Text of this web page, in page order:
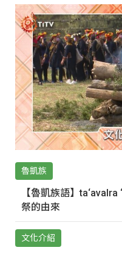
魯凱族
【魯凱族語】
祭的由來
文化介紹